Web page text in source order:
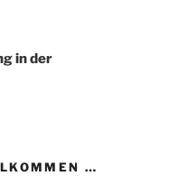
in der
…